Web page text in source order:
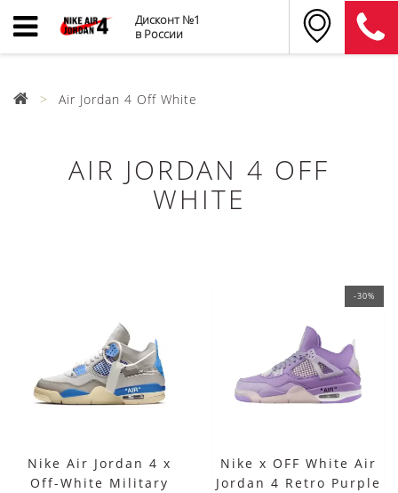
Дисконт №1
в России
Air Jordan 4 Off White
AIR JORDAN 4 OFF
WHITE
Nike Air Jordan 4 x
Off-White Military
-30%
Nike x OFF White Air
Jordan 4 Retro Purple